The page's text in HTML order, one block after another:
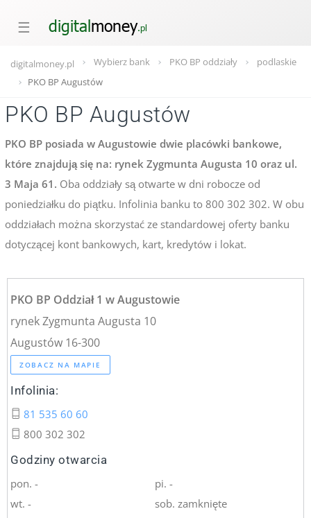
☰
digitalmoney.pl Wybierz bank PKO BP oddziały
podlaskie
PKO BP Augustów
PKO BP Augustów
PKO BP posiada w Augustowie dwie placówki bankowe,
które znajdują się na: rynek Zygmunta Augusta 10 oraz ul.
3 Maja 61. Oba oddziały są otwarte w dni robocze od
poniedziałku do piątku. Infolinia banku to 800 302 302. W obu
oddziałach można skorzystać ze standardowej oferty banku
dotyczącej kont bankowych, kart, kredytów i lokat.
PKO BP Oddział 1 w Augustowie
rynek Zygmunta Augusta 10
Augustów 16-300
ZOBACZ NA MAPIE
Infolinia:
81 535 60 60
800 302 302
Godziny otwarcia
pon. -
wt. -
pi. -
sob. zamknięte